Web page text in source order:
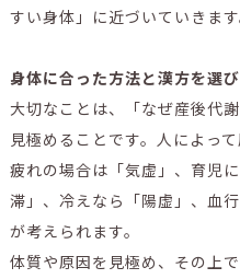
すい身体」に近づいていきます
身体に合った方法と漢方を選
大切なことは、「なぜ産後代
見極めることです。人によっ
疲れの場合は「気虚」、育児
滞」、冷えなら「陽虚」、血
が考えられます。
体質や原因を見極め、その上